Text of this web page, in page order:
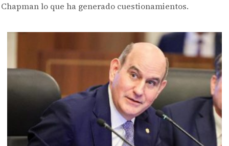
Chapman lo que ha generado cuestionamientos.